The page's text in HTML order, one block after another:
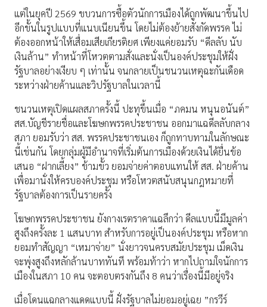
แต่ในยุคปี 2569 ขบวนการซื้อตัวนักการเมืองได้ถูกพัฒนาขึ้นไป
อีกขั้นในรูปแบบที่แนบเนียนขึ้น โดยไม่ต้องย้ายสังกัดพรรค ไม่
ต้องออกหน้าให้เสื่อมเสียเกียรติยศ เพียงแค่ยอมรับ “ดีลลับ นับ
เงินล้าน” ทำหน้าที่โหวตตามสั่งและนั่งเป็นองค์ประชุมให้ฝั่ง
รัฐบาลอย่างเงียบ ๆ เท่านั้น จนกลายเป็นชนวนเหตุฉะกันเดือด
ระหว่างฝ่ายค้านและวิปรัฐบาลในเวลานี้
ชนวนเหตุเปิดแผลสภาครั้งนี้ ปะทุขึ้นเมื่อ “ภคมน หนุนอนันต์”
สส.บัญชีรายชื่อและโฆษกพรรคประชาชน ออกมาแฉดีลลับกลาง
สภา ยอมรับว่า สส. พรรคประชาชนเอง ก็ถูกทาบทามในลักษณะ
นี้เช่นกัน โดยกลุ่มผู้มีอำนาจที่เริ่มต้นการเมืองด้วยเงินได้ยื่นข้อ
เสนอ “ฝากเลี้ยง” ข้ามขั้ว ยอมจ่ายค่าตอบแทนให้ สส. ฝ่ายค้าน
เพื่อมานั่งให้ครบองค์ประชุม หรือโหวตสนับสนุนกฎหมายที่
รัฐบาลต้องการเป็นรายครั้ง
โฆษกพรรคประชาชน ยังกางเรตราคาแฉลึกว่า ดีลแบบนี้มีมูลค่า
สูงถึงครั้งละ 1 แสนบาท สำหรับการอยู่เป็นองค์ประชุม หรือหาก
ยอมทำสัญญา “เหมาจ่าย” นั่งยาวจนครบสมัยประชุม เม็ดเงิน
จะพุ่งสูงถึงหลักล้านบาททันที พร้อมท้าว่า หากไปถามใจนักการ
เมืองในสภา 10 คน จะตอบตรงกันถึง 8 คนว่าเรื่องนี้มีอยู่จริง
เมื่อโดนแฉกลางแดดแบบนี้ ฝั่งรัฐบาลไม่ยอมอยู่เฉย ”กรวีร์